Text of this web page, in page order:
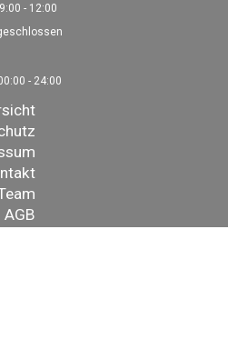
12:00
- 24:00
AGB